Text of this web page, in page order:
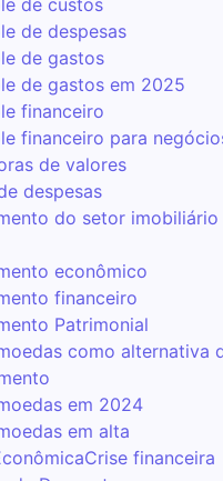
de custos
de despesas
de gastos
de gastos em 2025
financeiro
financeiro para
de valores
despesas
do setor imobiliário
econômico
financeiro
Patrimonial
como alternativa
em 2024
em alta
Crise financeira